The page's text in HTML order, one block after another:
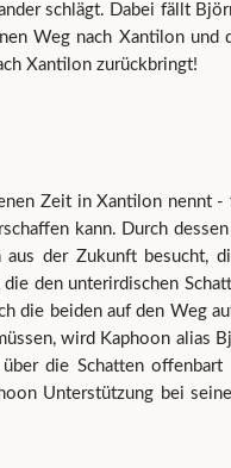
schlägt. Dabei fällt
Weg nach Xantilon und
Xantilon zurückbringt!
Zeit in Xantilon nennt
kann. Durch
aus der Zukunft besucht,
den unterirdischen
die beiden auf den Weg
wird Kaphoon alias
die Schatten offenbart
Unterstützung bei